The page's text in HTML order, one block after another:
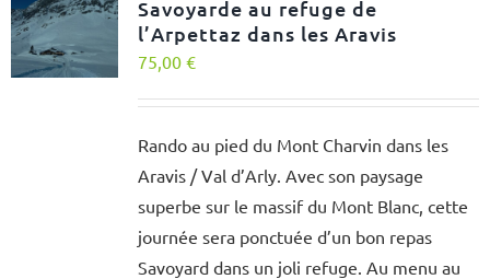
Savoyarde au refuge de
l’Arpettaz dans les Aravis
75,00 €
Rando au pied du Mont Charvin dans les
Aravis / Val d’Arly. Avec son paysage
superbe sur le massif du Mont Blanc, cette
journée sera ponctuée d’un bon repas
Savoyard dans un joli refuge. Au menu au